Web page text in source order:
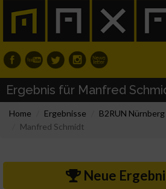
Ergebnis für Manfred
Home Ergebnisse B2RUN Nürnberg
Manfred Schmidt
Neue